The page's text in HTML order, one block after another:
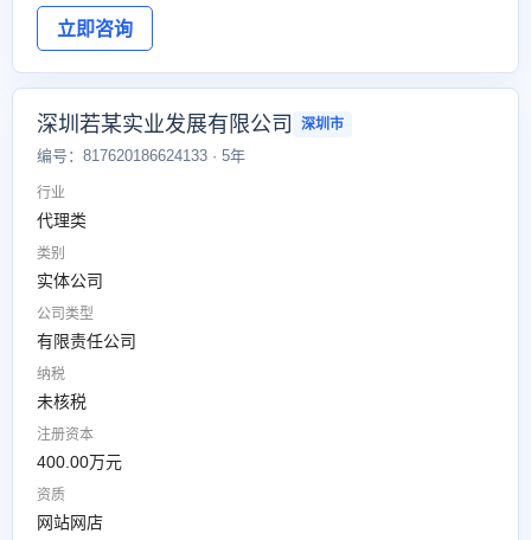
立即咨询
深圳若某实业发展有限公司 深圳市
编号：817620186624133 · 5年
行业
代理类
类别
实体公司
公司类型
有限责任公司
纳税
未核税
注册资本
400.00万元
资质
网站网店